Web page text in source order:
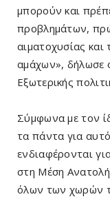
μπορούν και
προβλημάτων,
αιματοχυσίας
αμάχων», δήλωσε
Εξωτερικής
Σύμφωνα με τον
τα πάντα για
ενδιαφέρονται
στη Μέση Ανατολή
όλων των χωρών